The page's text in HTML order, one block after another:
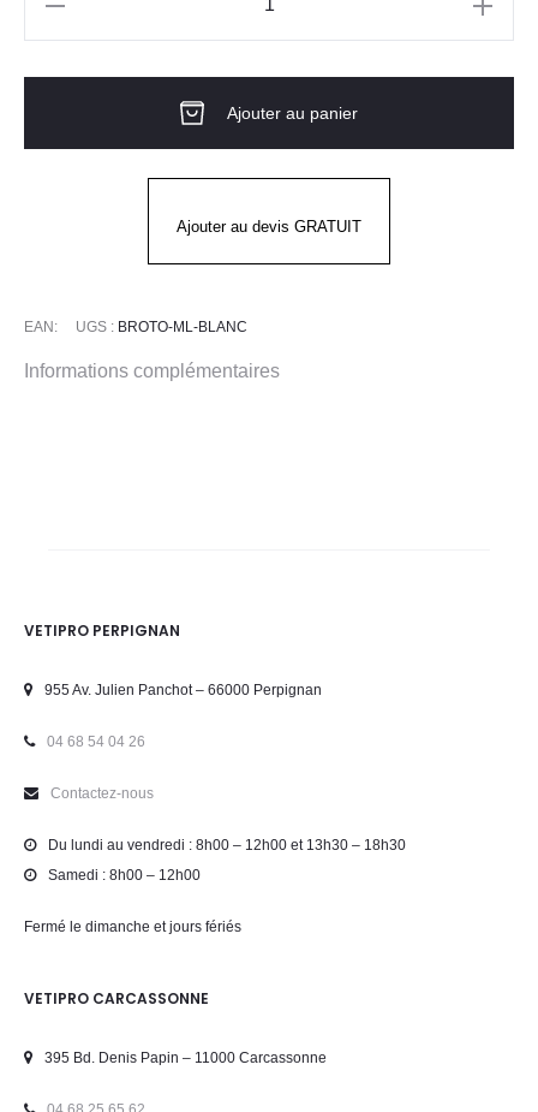
Cuisine
Ajouter au panier
Ajouter au devis GRATUIT
EAN: UGS : BROTO-ML-BLANC
Informations complémentaires
VETIPRO PERPIGNAN
955 Av. Julien Panchot – 66000 Perpignan
04 68 54 04 26
Contactez-nous
Du lundi au vendredi : 8h00 – 12h00 et 13h30 – 18h30
Samedi : 8h00 – 12h00
Fermé le dimanche et jours fériés
VETIPRO CARCASSONNE
395 Bd. Denis Papin – 11000 Carcassonne